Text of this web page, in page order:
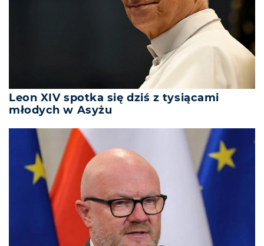
Leon XIV spotka się dziś z tysiącami
młodych w Asyżu